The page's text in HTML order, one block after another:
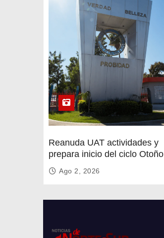
n
r
a
d
a
Reanuda UAT actividades y
prepara inicio del ciclo Otoño
2026
Ago 2, 2026